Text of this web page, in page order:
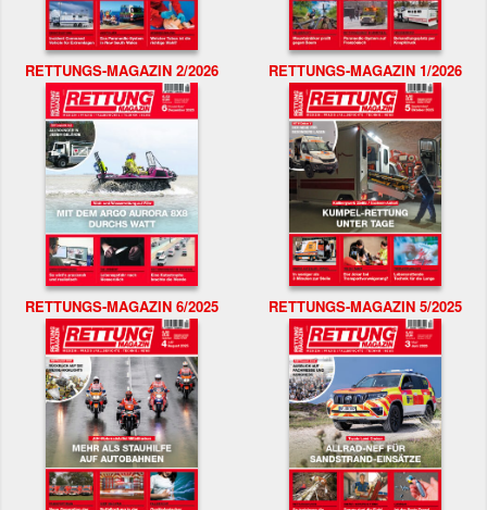
RETTUNGS-MAGAZIN 2/2026 RETTUNGS-MAGAZIN 1/2026
RETTUNGS-MAGAZIN 6/2025 RETTUNGS-MAGAZIN 5/2025